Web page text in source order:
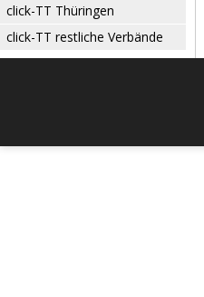
click-TT Thüringen
click-TT restliche Verbände